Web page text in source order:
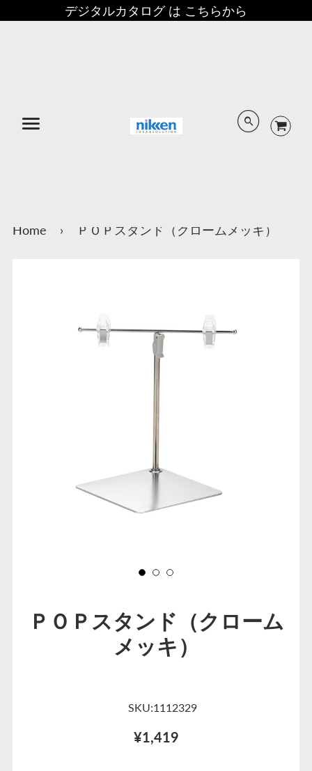
デジタルカタログ は こちらから
Home › ＰＯＰスタンド（クロームメッキ）
ＰＯＰスタンド（クローム
メッキ）
SKU:1112329
¥1,419